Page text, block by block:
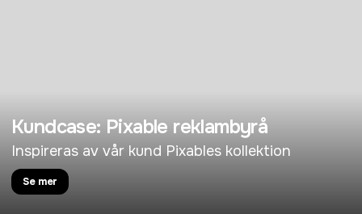
Kundcase: Pixable reklambyrå
Inspireras av vår kund Pixables kollektion
Se mer